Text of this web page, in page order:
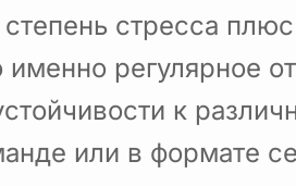
стресса плюс
регулярное
к
или в формате